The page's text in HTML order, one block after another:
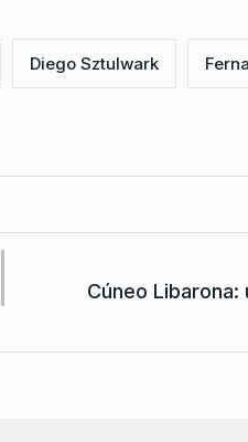
Diego Sztulwark
Cúneo